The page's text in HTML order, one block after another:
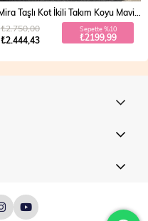
Vera Fermuarlı Denim Takım Açık Mavi 19298
₺2.499,99
₺2.700,00 Sepette %20
₺1999,99